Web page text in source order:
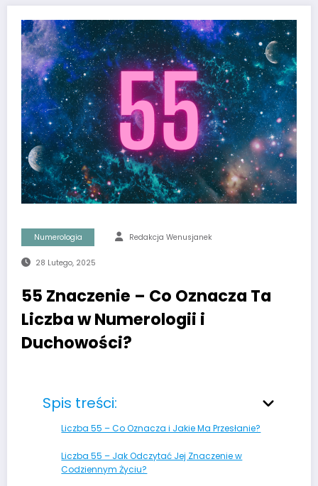
Numerologia Redakcja Wenusjanek
28 Lutego, 2025
55 Znaczenie – Co Oznacza Ta
Liczba w Numerologii i
Duchowości?
Spis treści:
Liczba 55 – Co Oznacza i Jakie Ma Przesłanie?
Liczba 55 – Jak Odczytać Jej Znaczenie w
Codziennym Życiu?